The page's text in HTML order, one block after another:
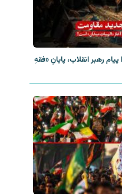
رهبر انقلاب، پایانِ «فقهِ